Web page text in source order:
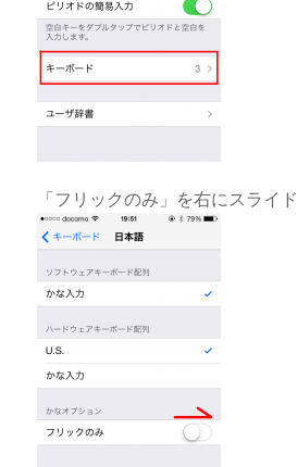
「フリックのみ」を右にスライド